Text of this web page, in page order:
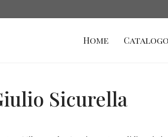
Home Catalogo
Sicurella